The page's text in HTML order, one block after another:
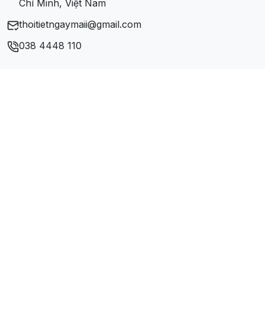
Chí Minh, Việt Nam
thoitietngaymaii@gmail.com
038 4448 110